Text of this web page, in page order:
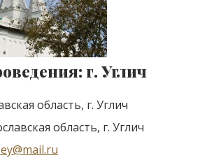
г. Углич
область, г. Углич
область, г. Углич